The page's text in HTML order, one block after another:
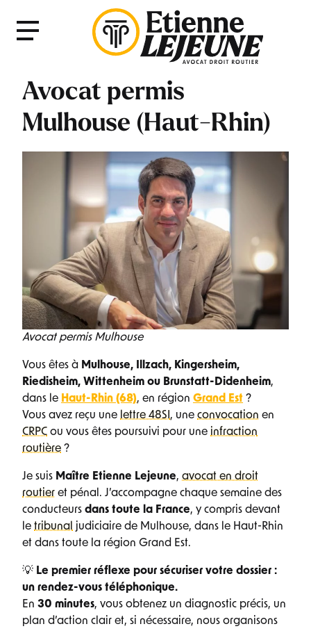
Menu
Avocat permis
Mulhouse (Haut-Rhin)
Avocat permis Mulhouse
Vous êtes à Mulhouse, Illzach, Kingersheim,
Riedisheim, Wittenheim ou Brunstatt-Didenheim,
dans le Haut-Rhin (68), en région Grand Est ?
Vous avez reçu une lettre 48SI , une convocation en
CRPC ou vous êtes poursuivi pour une infraction
routière ?
Je suis Maître Etienne Lejeune, avocat en droit
routier et pénal. J’accompagne chaque semaine des
conducteurs dans toute la France, y compris devant
le tribunal judiciaire de Mulhouse, dans le Haut-Rhin
et dans toute la région Grand Est.
💡 Le premier réflexe pour sécuriser votre dossier :
un rendez-vous téléphonique.
En 30 minutes, vous obtenez un diagnostic précis, un
plan d’action clair et, si nécessaire, nous organisons
Fermer